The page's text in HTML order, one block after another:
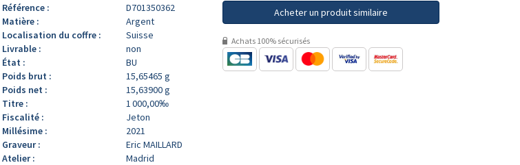
Référence :
D701350362
Matière :
Argent
Localisation du coffre :
Suisse
Livrable :
non
État :
BU
Poids brut :
15,65465 g
Poids net :
15,63900 g
Titre :
1 000,00‰
Fiscalité :
Jeton
Millésime :
2021
Graveur :
Eric MAILLARD
Atelier :
Madrid
Acheter un produit similaire
Achats 100% sécurisés